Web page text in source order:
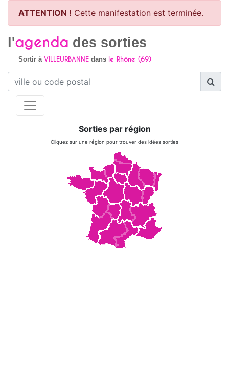
ATTENTION ! Cette manifestation est terminée.
l'agenda des sorties
Sortir à VILLEURBANNEdans le Rhône (69)
Sorties par région
Cliquez sur une région pour trouver des idées sorties